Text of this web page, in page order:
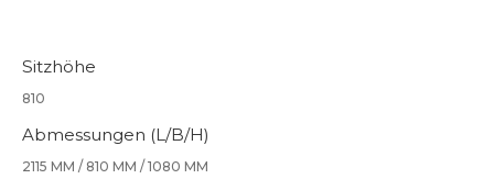
Sitzhöhe
810
Abmessungen (L/B/H)
2115 MM / 810 MM / 1080 MM